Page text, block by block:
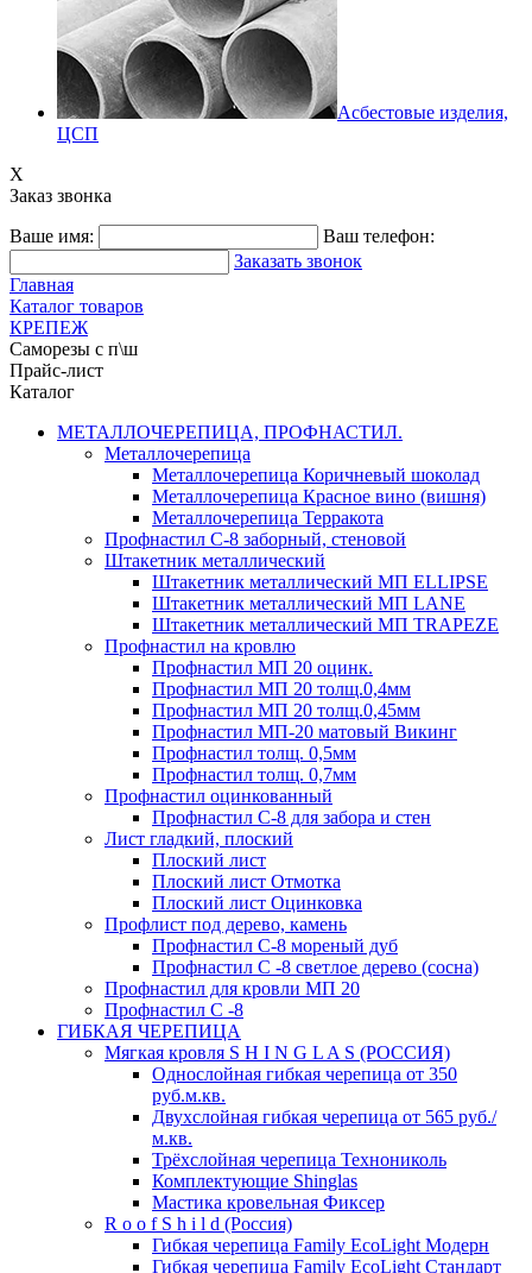
Асбестовые изделия,
ЦСП
X
Заказ звонка
Ваше имя:
Ваш телефон:
Заказать звонок
Главная
Каталог товаров
КРЕПЕЖ
Саморезы с п\ш
Прайс-лист
Каталог
МЕТАЛЛОЧЕРЕПИЦА, ПРОФНАСТИЛ.
Металлочерепица
Металлочерепица Коричневый шоколад
Металлочерепица Красное вино (вишня)
Металлочерепица Терракота
Профнастил С-8 заборный, стеновой
Штакетник металлический
Штакетник металлический МП ELLIPSE
Штакетник металлический МП LАNE
Штакетник металлический МП TRAPEZE
Профнастил на кровлю
Профнастил МП 20 оцинк.
Профнастил МП 20 толщ.0,4мм
Профнастил МП 20 толщ.0,45мм
Профнастил МП-20 матовый Викинг
Профнастил толщ. 0,5мм
Профнастил толщ. 0,7мм
Профнастил оцинкованный
Профнастил С-8 для забора и стен
Лист гладкий, плоский
Плоский лист
Плоский лист Отмотка
Плоский лист Оцинковка
Профлист под дерево, камень
Профнастил С-8 мореный дуб
Профнастил С -8 светлое дерево (сосна)
Профнастил для кровли МП 20
Профнастил С -8
ГИБКАЯ ЧЕРЕПИЦА
Мягкая кровля S H I N G L A S (РОССИЯ)
Однослойная гибкая черепица от 350
руб.м.кв.
Двухслойная гибкая черепица от 565 руб./
м.кв.
Трёхслойная черепица Технониколь
Комплектующие Shinglas
Мастика кровельная Фиксер
R o o f S h i l d (Россия)
Гибкая черепица Family ЕсоLight Модерн
Гибкая черепица Family ЕсоLight Стандарт